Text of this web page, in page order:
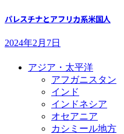
パレスチナとアフリカ系米国人
2024年2月7日
アジア・太平洋
アフガニスタン
インド
インドネシア
オセアニア
カシミール地方